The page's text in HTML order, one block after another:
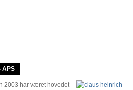
APS
2003 har været hovedet